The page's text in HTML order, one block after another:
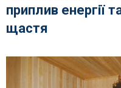
приплив енергії
щастя